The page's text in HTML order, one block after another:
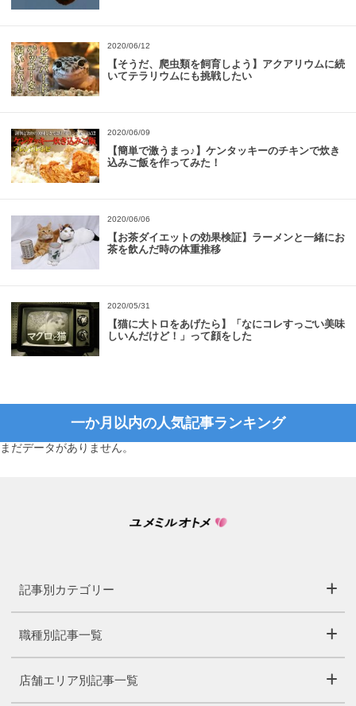
2020/06/12
【そうだ、爬虫類を飼育しよう】アクアリウムに続
いてテラリウムにも挑戦したい
2020/06/09
【簡単で激うまっ♪】ケンタッキーのチキンで炊き
込みご飯を作ってみた！
2020/06/06
【お茶ダイエットの効果検証】ラーメンと一緒にお
茶を飲んだ時の体重推移
2020/05/31
【猫に大トロをあげたら】「なにコレすっごい美味
しいんだけど！」って顔をした
一か月以内の人気記事ランキング
まだデータがありません。
記事別カテゴリー
職種別記事一覧
店舗エリア別記事一覧